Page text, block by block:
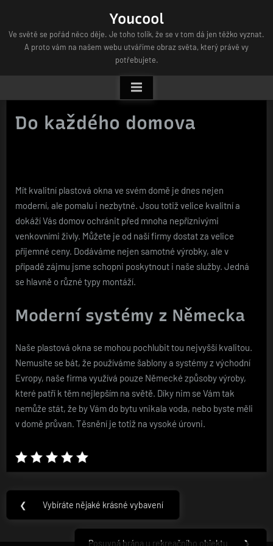
content
Youcool
Ve světě se pořád něco děje. Je toho tolik, že se v tom dá jen těžko vyznat.
A proto vám na našem webu utváříme obraz světa, který právě vy
potřebujete.
Do každého domova
Mít kvalitní plastová okna ve svém domě je dnes nejen
moderní, ale pomalu i nezbytné. Jsou totiž velice kvalitní a
dokáží Vás domov ochránit před mnoha nepříznivými
venkovními živly. Můžete je od naší firmy dostat za velice
příjemné ceny. Dodáváme nejen samotné výrobky, ale v
případě zájmu jsme schopni poskytnout i naše služby. Jedná
se hlavně o různé typy montáží.
Moderní systémy z Německa
Naše plastová okna se mohou pochlubit tou nejvyšší kvalitou.
Nemusíte se bát, že používáme šablony a systémy z východní
Evropy, naše firma využívá pouze Německé způsoby výroby,
které patří k těm nejlepším na světě. Díky nim se Vám tak
nemůže stát, že by Vám do bytu vnikala voda, nebo byste měli
v domě průvan. Těsnění je totiž na vysoké úrovni.
Navigace
pro
❮
Previous
Vybíráte nějaké krásné vybavení
Posuvná brána u rekreačního objektu ❯